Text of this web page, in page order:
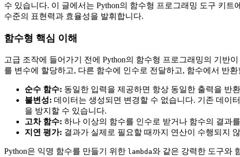
수 있습니다. 이 글에서는 Python의 함수형 프로그래밍 도구 키트
수준의 표현력과 효율성을 발휘합니다.
함수형 핵심 이해
고급 조작에 들어가기 전에 Python의 함수형 프로그래밍의 기반
를 변수에 할당하고, 다른 함수에 인수로 전달하고, 함수에서 반
순수 함수: 동일한 입력을 제공하면 항상 동일한 출력을 반
불변성: 데이터는 생성되면 변경할 수 없습니다. 기존 데이
을 방지할 수 있습니다.
고차 함수: 하나 이상의 함수를 인수로 받거나 함수의 결과
지연 평가: 결과가 실제로 필요할 때까지 연산이 수행되지
Python은 익명 함수를 만들기 위한 lambda와 같은 강력한 도구와